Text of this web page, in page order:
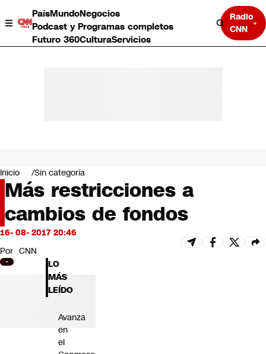
PaísMundoNegocios
Podcast y Programas completos
Futuro 360CulturaServicios
Radio
CNN
Negocios
Deportes
Programas completos
Cultura
Servicios
Bits
CNN Data
CNN tiempo
Futuro 360
Inicio Sin categoría
Más restricciones a
cambios de fondos
16- 08- 2017 20:46
Por CNN
LO
MÁS
LEÍDO
Avanza
en
el